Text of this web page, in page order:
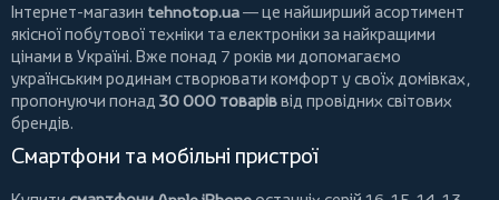
Інтернет-магазин tehnotop.ua— це найширший асортимент
якісної побутової техніки та електроніки за найкращими
цінами в Україні. Вже понад 7 років ми допомагаємо
українським родинам створювати комфорт у своїх домівках,
пропонуючи понад 30 000 товаріввід провідних світових
брендів.
Смартфони та мобільні пристрої